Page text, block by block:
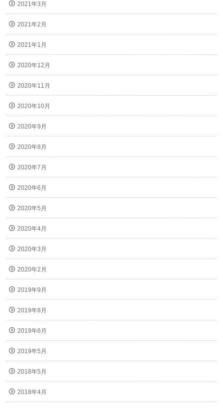
2021年3月
2021年2月
2021年1月
2020年12月
2020年11月
2020年10月
2020年9月
2020年8月
2020年7月
2020年6月
2020年5月
2020年4月
2020年3月
2020年2月
2019年9月
2019年8月
2019年6月
2019年5月
2018年5月
2018年4月